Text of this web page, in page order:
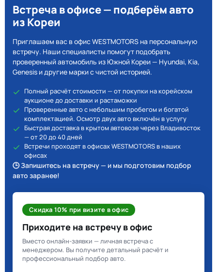
Встреча в офисе — подберём авто
из Кореи
Приглашаем вас в офис WESTMOTORS на персональную
встречу. Наши специалисты помогут подобрать
проверенный автомобиль из Южной Кореи — Hyundai, Kia,
Genesis и другие марки с чистой историей.
Полный расчёт стоимости — от покупки на корейском
аукционе до доставки и растаможки
Проверенные авто с небольшим пробегом и богатой
комплектацией. Осмотр двух авто включён в услугу
Быстрая доставка в крытом автовозе через Владивосток
— от 20 до 40 дней
Встречи проходят в офисах WESTMOTORS в наших
офисах
🕒 Запишитесь на встречу — и мы подготовим подбор
авто заранее!
Скидка 10% при визите в офис
Приходите на встречу в офис
Вместо онлайн-заявки — личная встреча с
менеджером. Вы получите детальный расчёт и
профессиональный подбор авто.